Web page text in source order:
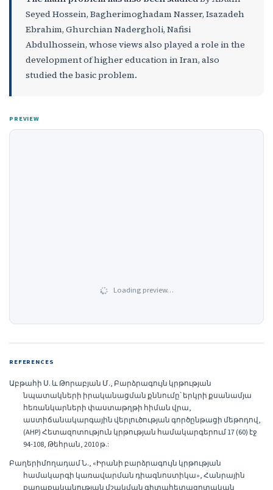
Seyed Hossein, Bagherimoghadam Nasser, Isazadeh
Ebrahim, Ghurchian Nadergholi, Nafisi
Abdulhossein, whose views also played a role in the
development of higher education in Iran, also
studied the basic problem.
PREVIEW
Loading preview…
REFERENCES
Աբթահի Ս. և Թորաբյան Մ., Բարձրագույն կրթության
նպատակների իրականացման քննումը՝ երկրի քսանամյա
հեռանկարների փաստաթղթի հիման վրա,
աստիճանակարգային վերլուծության գործընթացի մեթոդով,
(AHP) Հետազոտություն կրթության համակարգերում 17 (60) էջ
94-108, Թեհրան, 2010 թ.:
Բաղերիմողադամ Ն., «Իրանի բարձրագույն կրթության
համակարգի կառավարման դիագնոստիկա», Հանրային
քաղաքականության մշակման գիտահետազոտական